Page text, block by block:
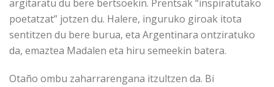
argitaratu du bere bertsoekin. Prentsak “inspiratutako
poetatzat” jotzen du. Halere, inguruko giroak itota
sentitzen du bere burua, eta Argentinara ontziratuko
da, emaztea Madalen eta hiru semeekin batera.
Otaño ombu zaharrarengana itzultzen da. Bi